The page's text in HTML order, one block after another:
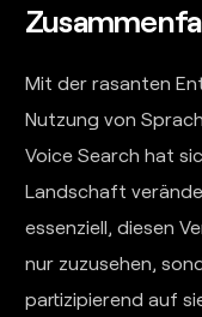
Mit der rasanten
Nutzung von
Voice Search hat
Landschaft
essenziell, diesen
nur zuzusehen,
partizipierend auf